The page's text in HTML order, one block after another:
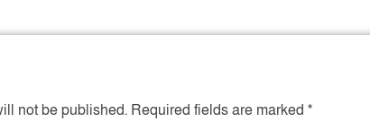
not be published. Required fields are marked *